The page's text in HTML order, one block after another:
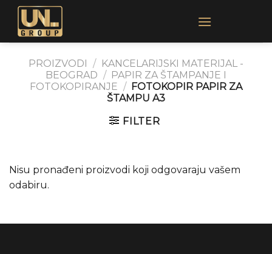
Skip
content
PROIZVODI / KANCELARIJSKI MATERIJAL -
BEOGRAD / PAPIR ZA ŠTAMPANJE I
FOTOKOPIRANJE / FOTOKOPIR PAPIR ZA
ŠTAMPU A3
FILTER
Nisu pronađeni proizvodi koji odgovaraju vašem
odabiru.